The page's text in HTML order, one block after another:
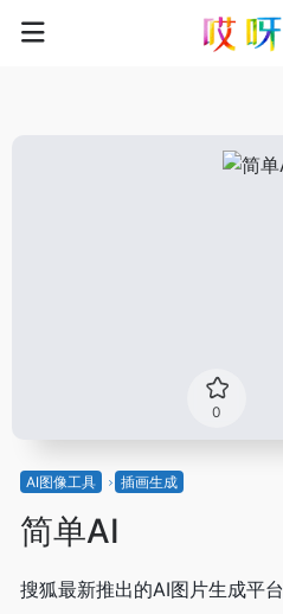
0
AI图像工具 插画生成
简单AI
搜狐最新推出的AI图片生成平台